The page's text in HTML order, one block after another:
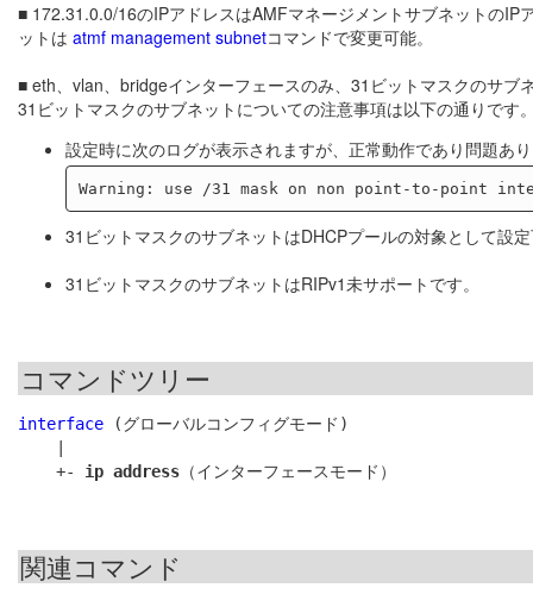
■ 172.31.0.0/16のIPアドレスはAMFマネージメントサブネットの
ットは atmf management subnetコマンドで変更可能。
■ eth、vlan、bridgeインターフェースのみ、31ビットマスクのサブ
31ビットマスクのサブネットについての注意事項は以下の通りです
設定時に次のログが表示されますが、正常動作であり問題あ
31ビットマスクのサブネットはDHCPプールの対象として設
31ビットマスクのサブネットはRIPv1未サポートです。
コマンドツリー
interface (グローバルコンフィグモード)
    +-
ip address
関連コマンド